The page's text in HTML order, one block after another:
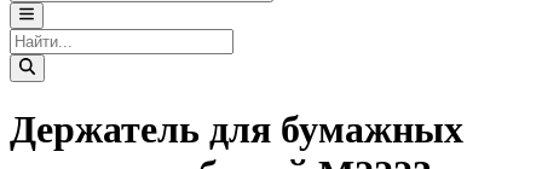
Держатель для бумажных